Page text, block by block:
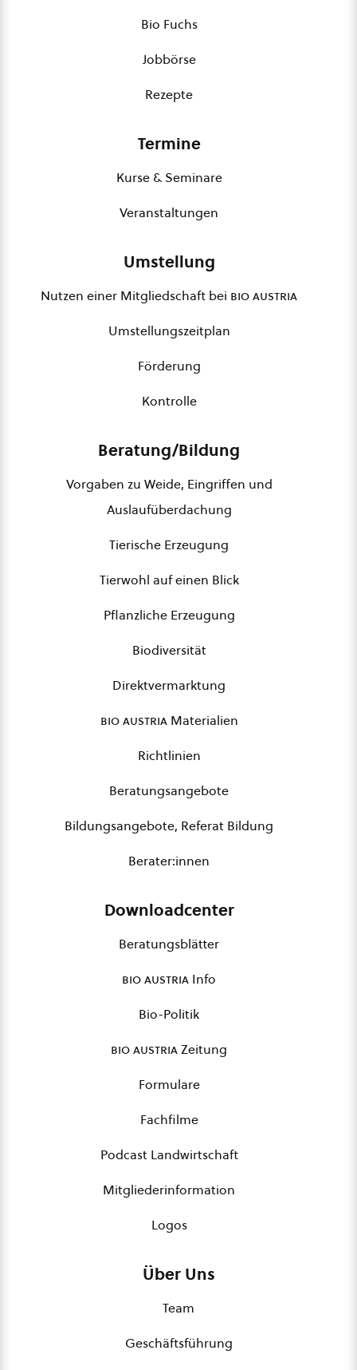
Bio Fuchs
Jobbörse
Rezepte
Termine
Kurse & Seminare
Veranstaltungen
Umstellung
Nutzen einer Mitgliedschaft bei bio austria
Umstellungszeitplan
Förderung
Kontrolle
Beratung/Bildung
Vorgaben zu Weide, Eingriffen und
Auslaufüberdachung
Tierische Erzeugung
Tierwohl auf einen Blick
Pflanzliche Erzeugung
Biodiversität
Direktvermarktung
bio austriaMaterialien
Richtlinien
Beratungsangebote
Bildungsangebote, Referat Bildung
Berater:innen
Downloadcenter
Beratungsblätter
bio austria Info
Bio-Politik
bio austriaZeitung
Formulare
Fachfilme
Podcast Landwirtschaft
Mitgliederinformation
Logos
Über Uns
Team
Geschäftsführung